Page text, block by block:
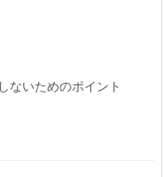
ないためのポイント